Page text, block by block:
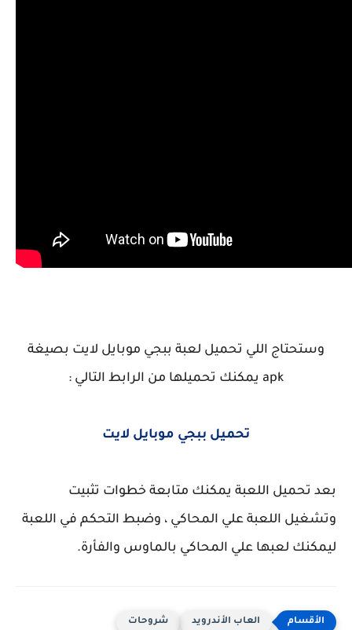
وستحتاج اللي تحميل لعبة ببجي موبايل لايت بصيغة
apk يمكنك تحميلها من الرابط التالي :
تحميل ببجي موبايل لايت
بعد تحميل اللعبة يمكنك متابعة خطوات تثبيت
وتشغيل اللعبة علي المحاكي ، وضبط التحكم في اللعبة
ليمكنك لعبها علي المحاكي بالماوس والفأرة.
العاب الأندرويد شروحات